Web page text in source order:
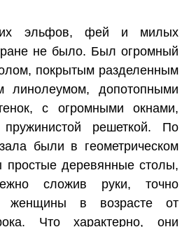
эльфов, фей и милых
не было. Был огромный
покрытым разделенным
линолеумом, допотопными
с огромными окнами,
решеткой. По
были в геометрическом
простые деревянные столы,
сложив руки, точно
женщины в возрасте от
Что характерно, они